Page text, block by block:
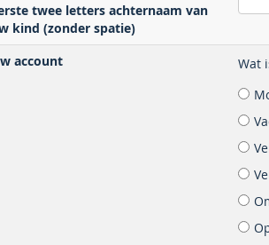
twee letters achternaam van
kind (zonder spatie)
account
Wat